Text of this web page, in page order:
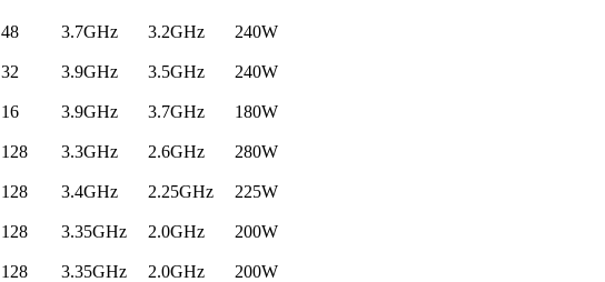
48 3.7GHz 3.2GHz 240W
32 3.9GHz 3.5GHz 240W
16 3.9GHz 3.7GHz 180W
128 3.3GHz 2.6GHz 280W
128 3.4GHz 2.25GHz 225W
128 3.35GHz 2.0GHz 200W
128 3.35GHz 2.0GHz 200W